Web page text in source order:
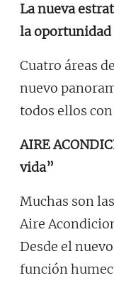
La nueva
la oportunidad
Cuatro áreas
nuevo
todos ellos
AIRE
vida”
Muchas son
Aire
Desde el
función